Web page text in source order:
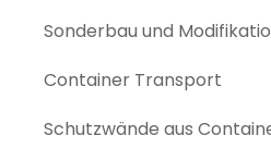
Sonderbau und
Container Transport
Schutzwände aus